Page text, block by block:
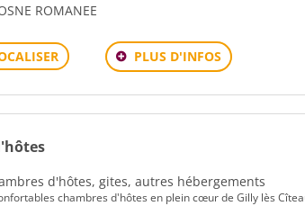
ROMANEE
PLUS D'INFOS
d'hôtes, gites, autres hébergements
chambres d'hôtes en plein cœur de Gilly lès